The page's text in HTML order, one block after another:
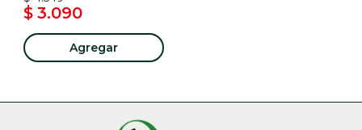
$ 3.090
Agregar